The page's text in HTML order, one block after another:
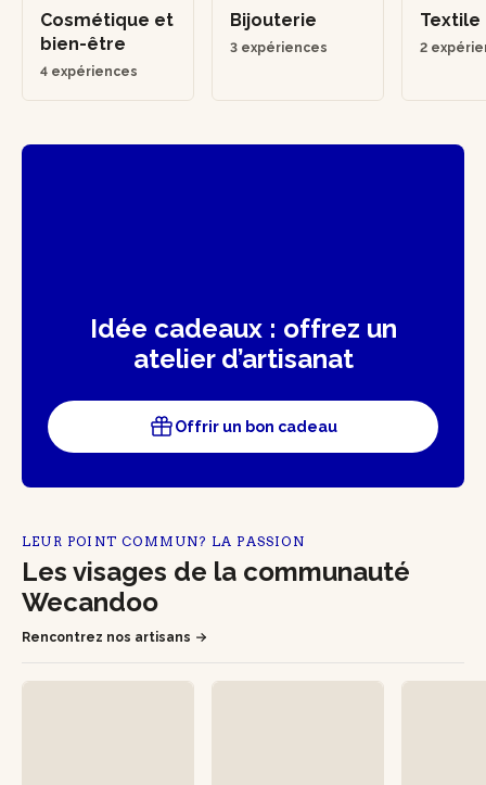
Cosmétique et
bien-être
4 expériences
Bijouterie
3 expériences
Textile
2
Idée cadeaux : offrez un
atelier d’artisanat
Offrir un bon cadeau
LEUR POINT COMMUN? LA PASSION
Les visages de la communauté
Wecandoo
Rencontrez nos artisans